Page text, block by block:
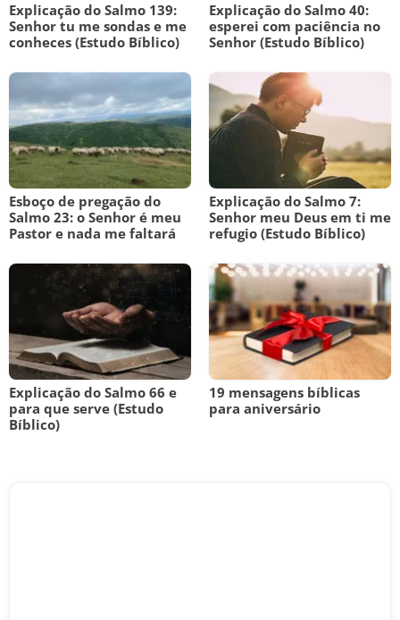
Explicação do Salmo 139:
Senhor tu me sondas e me
conheces (Estudo Bíblico)
Explicação do Salmo 40:
esperei com paciência no
Senhor (Estudo Bíblico)
Esboço de pregação do
Salmo 23: o Senhor é meu
Pastor e nada me faltará
Explicação do Salmo 7:
Senhor meu Deus em ti me
refugio (Estudo Bíblico)
Explicação do Salmo 66 e
para que serve (Estudo
Bíblico)
19 mensagens bíblicas
para aniversário